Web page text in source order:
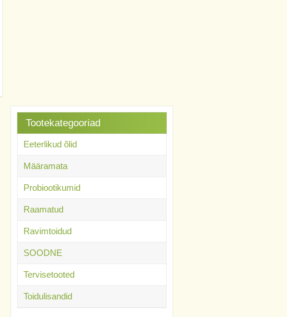
Tootekategooriad
Eeterlikud õlid
Määramata
Probiootikumid
Raamatud
Ravimtoidud
SOODNE
Tervisetooted
Toidulisandid